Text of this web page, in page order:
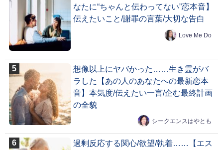
なたに“ちゃんと伝わってない”恋本音】
伝えたいこと/謝罪の言葉/大切な告白
Love Me Do
想像以上にヤバかった……生き霊がバ
ラした【あの人のあなたへの最新恋本
音】本気度/伝えたい一言/企む最終計画
の全貌
シークエンスはやとも
過剰反応する関心/欲望/執着……【エス